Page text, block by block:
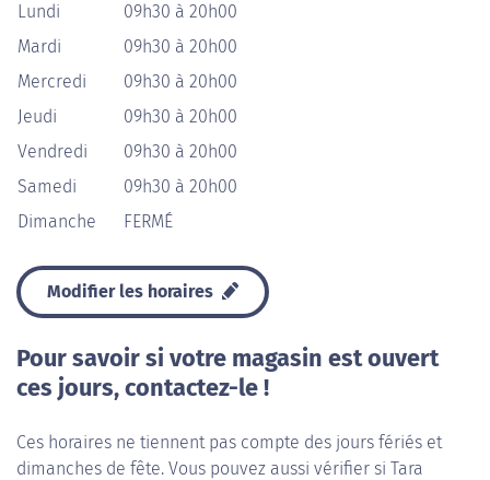
Lundi
09h30 à 20h00
Mardi
09h30 à 20h00
Mercredi
09h30 à 20h00
Jeudi
09h30 à 20h00
Vendredi
09h30 à 20h00
Samedi
09h30 à 20h00
Dimanche
FERMÉ
Modifier les horaires
Pour savoir si votre magasin est ouvert
ces jours, contactez-le !
Ces horaires ne tiennent pas compte des jours fériés et
dimanches de fête. Vous pouvez aussi vérifier si Tara